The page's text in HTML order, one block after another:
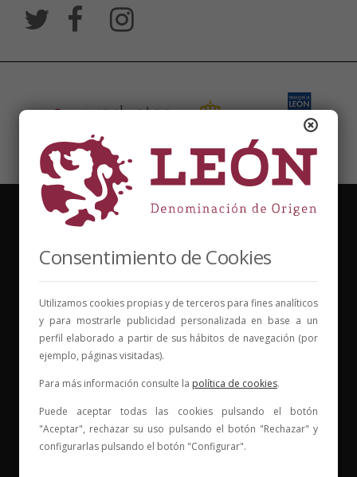
Elige tu vino, con quién compartirlo y comienza una
nueva historia.
Consentimiento de Cookies
Utilizamos cookies propias y de terceros para fines analíticos
y para mostrarle publicidad personalizada en base a un
perfil elaborado a partir de sus hábitos de navegación (por
ejemplo, páginas visitadas).
Para más información consulte la política de cookies.
Puede aceptar todas las cookies pulsando el botón
"Aceptar", rechazar su uso pulsando el botón "Rechazar" y
configurarlas pulsando el botón "Configurar".